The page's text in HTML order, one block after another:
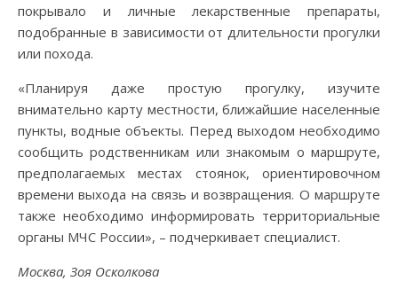
покрывало и личные лекарственные препараты,
подобранные в зависимости от длительности прогулки
или похода.
«Планируя даже простую прогулку, изучите
внимательно карту местности, ближайшие населенные
пункты, водные объекты. Перед выходом необходимо
сообщить родственникам или знакомым о маршруте,
предполагаемых местах стоянок, ориентировочном
времени выхода на связь и возвращения. О маршруте
также необходимо информировать территориальные
органы МЧС России», – подчеркивает специалист.
Москва, Зоя Осколкова